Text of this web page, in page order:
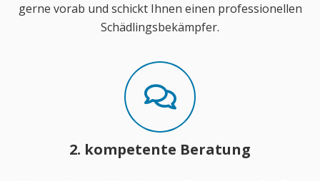
gerne vorab und schickt Ihnen einen professionellen
Schädlingsbekämpfer.
2. kompetente Beratung